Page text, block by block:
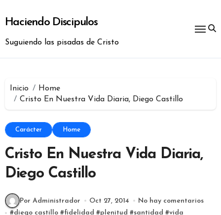
contenido
Haciendo Discipulos
Suguiendo las pisadas de Cristo
Inicio
Home
Cristo En Nuestra Vida Diaria, Diego Castillo
Carácter Home
Cristo En Nuestra Vida Diaria,
Diego Castillo
Por Administrador Oct 27, 2014
No hay comentarios
#diego castillo #fidelidad #plenitud #santidad #vida